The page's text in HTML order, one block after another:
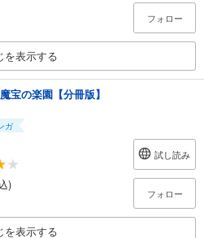
フォロー
を表示する
宝の楽園【分冊版】
ガ
)
試し読み
フォロー
を表示する